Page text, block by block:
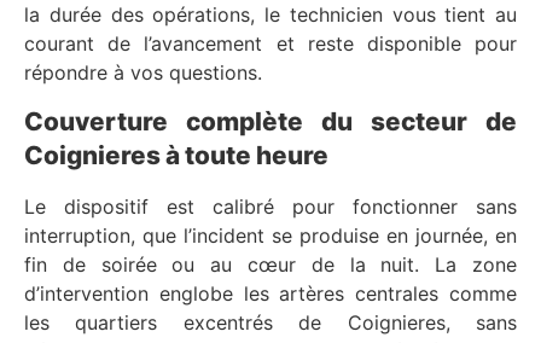
la durée des opérations, le technicien vous tient au
courant de l’avancement et reste disponible pour
répondre à vos questions.
Couverture complète du secteur de
Coignieres à toute heure
Le dispositif est calibré pour fonctionner sans
interruption, que l’incident se produise en journée, en
fin de soirée ou au cœur de la nuit. La zone
d’intervention englobe les artères centrales comme
les quartiers excentrés de Coignieres, sans